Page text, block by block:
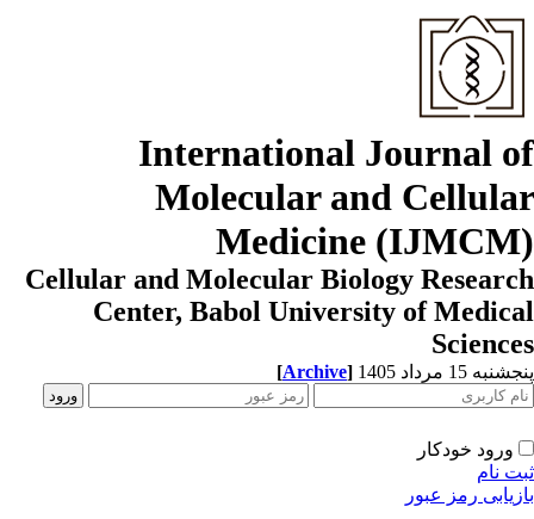
International Journal
Molecular and
Medicine
Cellular and Molecular Biology
Center, Babol University of
15 مرداد 1405 [Archive]
ورود خودکار
نام
رمز عبور